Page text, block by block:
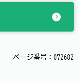
ページ番号：072682